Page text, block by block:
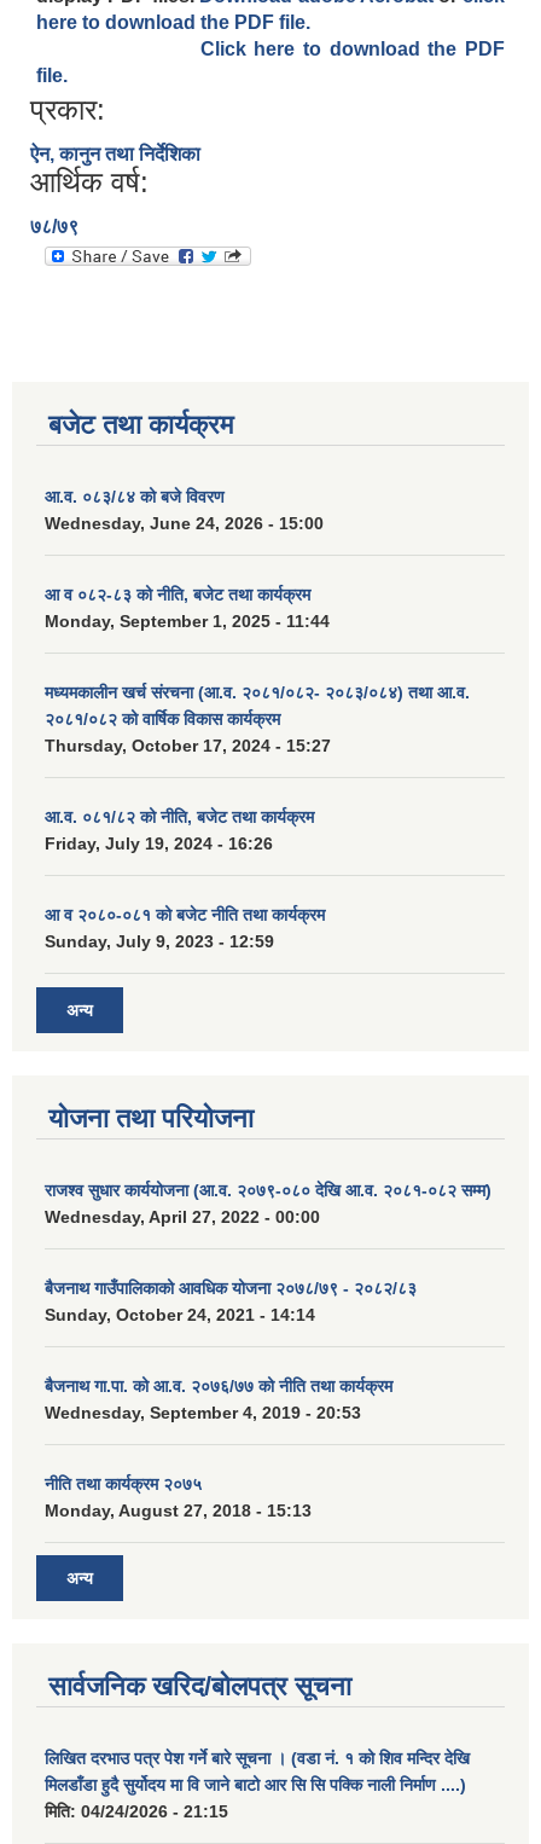
here to download the PDF file.
Click here to download the PDF
file.
प्रकार:
ऐन, कानुन तथा निर्देशिका
आर्थिक वर्ष:
७८/७९
बजेट तथा कार्यक्रम
आ.व. ०८३/८४ को बजे विवरण
Wednesday, June 24, 2026 - 15:00
आ व ०८२-८३ को नीति, बजेट तथा कार्यक्रम
Monday, September 1, 2025 - 11:44
मध्यमकालीन खर्च संरचना (आ.व. २०८१/०८२- २०८३/०८४) तथा आ.व.
२०८१/०८२ को वार्षिक विकास कार्यक्रम
Thursday, October 17, 2024 - 15:27
आ.व. ०८१/८२ को नीति, बजेट तथा कार्यक्रम
Friday, July 19, 2024 - 16:26
आ व २०८०-०८१ को बजेट नीति तथा कार्यक्रम
Sunday, July 9, 2023 - 12:59
अन्य
योजना तथा परियोजना
राजश्व सुधार कार्ययोजना (आ.व. २०७९-०८० देखि आ.व. २०८१-०८२ सम्म)
Wednesday, April 27, 2022 - 00:00
बैजनाथ गाउँपालिकाको आवधिक योजना २०७८/७९ - २०८२/८३
Sunday, October 24, 2021 - 14:14
बैजनाथ गा.पा. को आ.व. २०७६/७७ को नीति तथा कार्यक्रम
Wednesday, September 4, 2019 - 20:53
नीति तथा कार्यक्रम २०७५
Monday, August 27, 2018 - 15:13
अन्य
सार्वजनिक खरिद/बोलपत्र सूचना
लिखित दरभाउ पत्र पेश गर्ने बारे सूचना । (वडा नं. १ को शिव मन्दिर देखि
मिलडाँडा हुदै सुर्योदय मा वि जाने बाटो आर सि सि पक्कि नाली निर्माण ....)
मिति: 04/24/2026 - 21:15